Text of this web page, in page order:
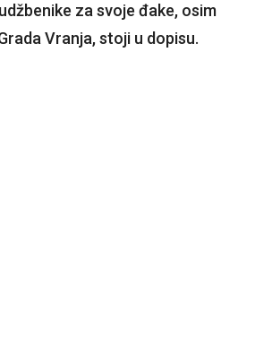
za svoje đake, osim
Vranja, stoji u dopisu.